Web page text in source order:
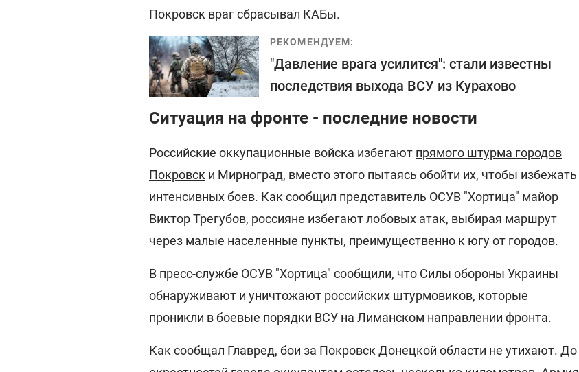
Покровск враг сбрасывал КАБы.
РЕКОМЕНДУЕМ:
"Давление врага усилится": стали известны
последствия выхода ВСУ из Курахово
Ситуация на фронте - последние новости
Российские оккупационные войска избегают прямого штурма городов
Покровск и Мирноград, вместо этого пытаясь обойти их, чтобы избежать
интенсивных боев. Как сообщил представитель ОСУВ "Хортица" майор
Виктор Трегубов, россияне избегают лобовых атак, выбирая маршрут
через малые населенные пункты, преимущественно к югу от городов.
В пресс-службе ОСУВ "Хортица" сообщили, что Силы обороны Украины
обнаруживают и уничтожают российских штурмовиков, которые
проникли в боевые порядки ВСУ на Лиманском направлении фронта.
Как сообщал Главред, бои за Покровск Донецкой области не утихают. До